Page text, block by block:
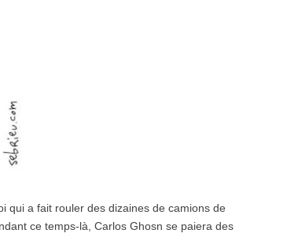
qui a fait rouler des dizaines de camions de
ce temps-là, Carlos Ghosn se paiera des